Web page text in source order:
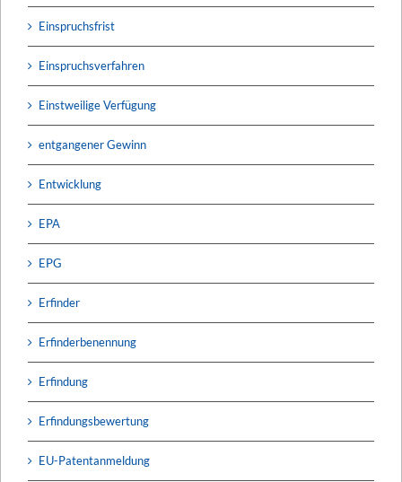
Einspruchsfrist
Einspruchsverfahren
Einstweilige Verfügung
entgangener Gewinn
Entwicklung
EPA
EPG
Erfinder
Erfinderbenennung
Erfindung
Erfindungsbewertung
EU-Patentanmeldung